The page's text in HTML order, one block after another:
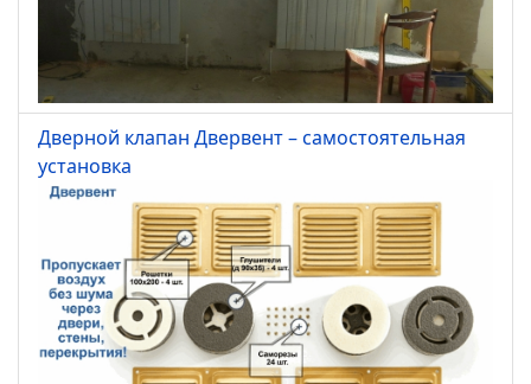
Дверной клапан Двервент – самостоятельная
установка